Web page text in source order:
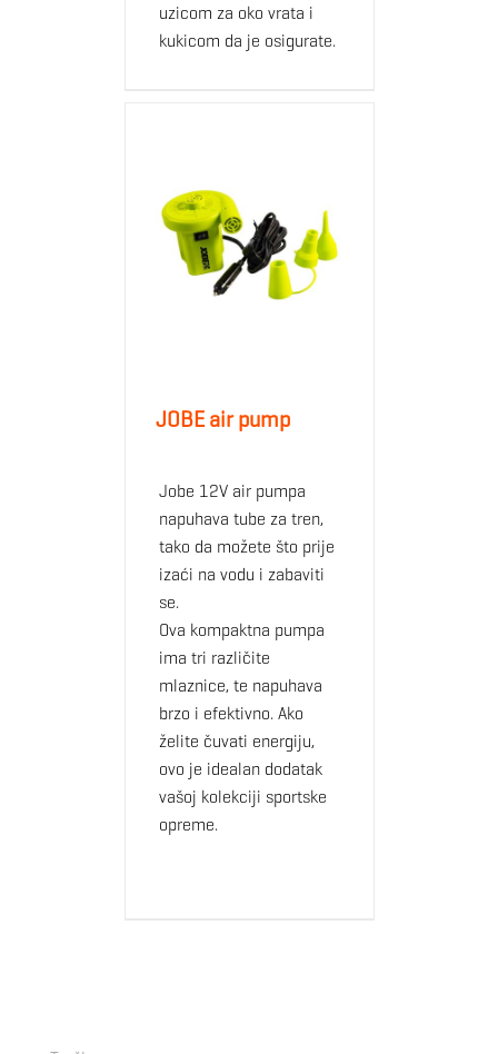
uzicom za oko vrata i
kukicom da je osigurate.
JOBE air pump
Jobe 12V air pumpa
napuhava tube za tren,
tako da možete što prije
izaći na vodu i zabaviti
se.
Ova kompaktna pumpa
ima tri različite
mlaznice, te napuhava
brzo i efektivno. Ako
želite čuvati energiju,
ovo je idealan dodatak
vašoj kolekciji sportske
opreme.